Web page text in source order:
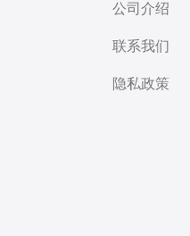
公司介绍
联系我们
隐私政策